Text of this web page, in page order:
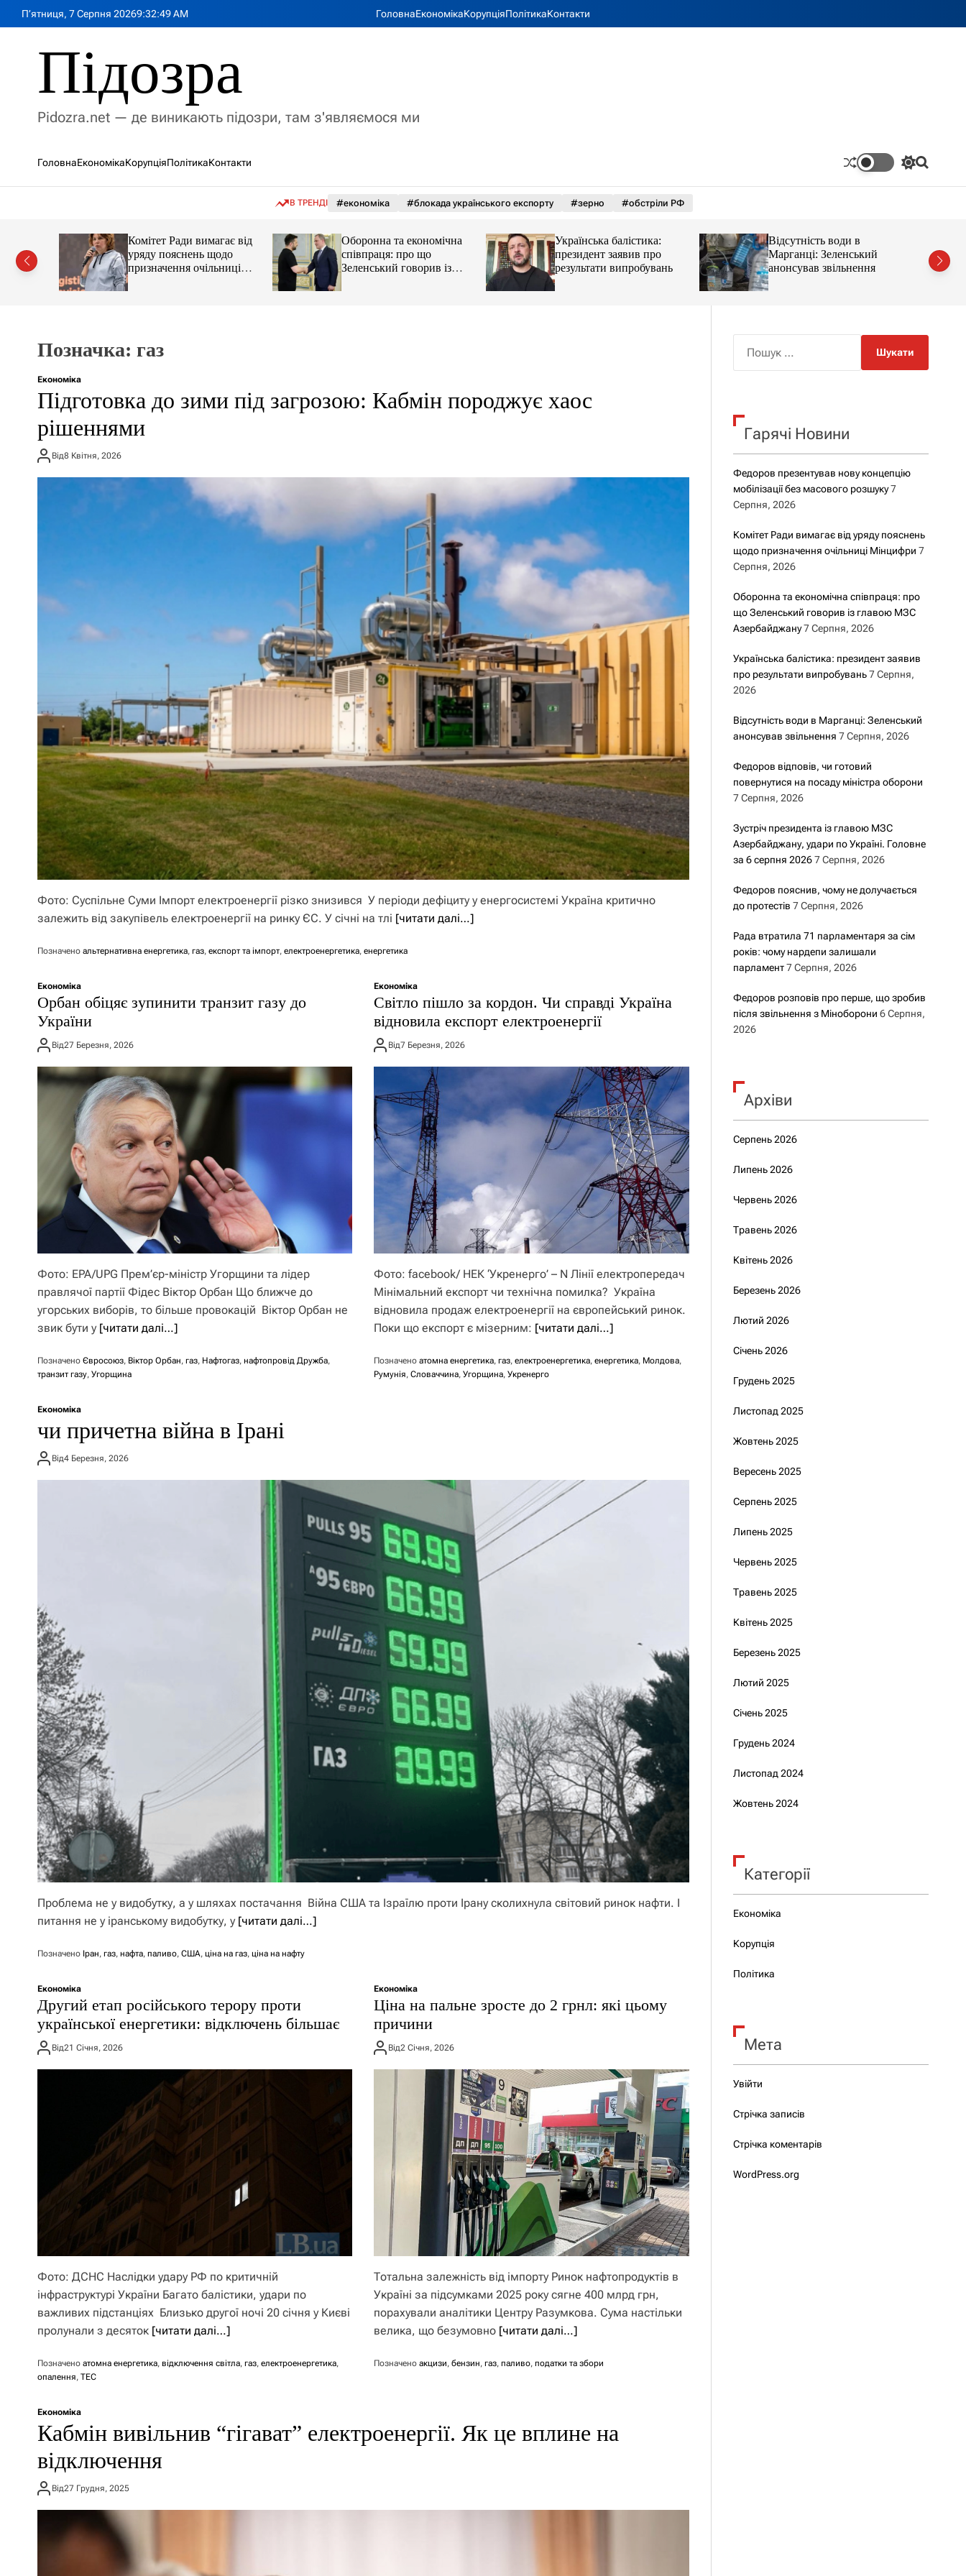
П’ятниця, 7 Серпня 20269:32:51AM ГоловнаЕкономікаКорупціяПолітикаКонтакти
Підозра
Pidozra.net — де виникають підозри, там з'являємося ми
ГоловнаЕкономікаКорупціяПолітикаКонтакти
П
р
о
у
П
В ТРЕНДІ #економіка #блокада українського експорту #зерно #обстріли РФ
без
Комітет Ради вимагає від
уряду пояснень щодо
призначення очільниці
Мінцифри
Оборонна та економічна
співпраця: про що
Зеленський говорив із
Українська балістика:
президент заявив про
результати випробувань
Відсутність води в
Марганці: Зеленський
анонсував звільнення
Позначка: газ
Економіка
Підготовка до зими під загрозою: Кабмін породжує хаос
рішеннями
Від8 Квітня, 2026
Фото: Суспільне Суми Імпорт електроенергії різко знизився У періоди дефіциту у енергосистемі Україна критично
залежить від закупівель електроенергії на ринку ЄС. У січні на тлі [читати далі…]
Позначено альтернативна енергетика, газ, експорт та імпорт, електроенергетика, енергетика
Економіка
Орбан обіцяє зупинити транзит газу до
України
Від27 Березня, 2026
Фото: EPA/UPG Прем’єр-міністр Угорщини та лідер
правлячої партії Фідес Віктор Орбан Що ближче до
угорських виборів, то більше провокацій Віктор Орбан не
звик бути у [читати далі…]
Позначено Євросоюз, Віктор Орбан, газ, Нафтогаз, нафтопровід Дружба,
транзит газу, Угорщина
Економіка
Світло пішло за кордон. Чи справді Україна
відновила експорт електроенергії
Від7 Березня, 2026
Фото: facebook/ НЕК ‘Укренерго’ – N Лінії електропередач
Мінімальний експорт чи технічна помилка? Україна
відновила продаж електроенергії на європейський ринок.
Поки що експорт є мізерним: [читати далі…]
Позначеноатомна енергетика,газ,електроенергетика,енергетика, Молдова,
Румунія,Словаччина,Угорщина,Укренерго
Економіка
чи причетна війна в Ірані
Від4 Березня, 2026
Проблема не у видобутку, а у шляхах постачання Війна США та Ізраїлю проти Ірану сколихнула світовий ринок нафти. І
питання не у іранському видобутку, у [читати далі…]
Позначено Іран, газ, нафта, паливо, США, ціна на газ, ціна на нафту
Економіка
Другий етап російського терору проти
української енергетики: відключень більшає
Від21 Січня, 2026
Фото: ДСНС Наслідки удару РФ по критичній
інфраструктурі України Багато балістики, удари по
важливих підстанціях Близько другої ночі 20 січня у Києві
пролунали з десяток [читати далі…]
Позначено атомна енергетика, відключення світла, газ, електроенергетика,
опалення, ТЕС
Економіка
Ціна на пальне зросте до 2 грнл: які цьому
причини
Від2 Січня, 2026
Тотальна залежність від імпорту Ринок нафтопродуктів в
Україні за підсумками 2025 року сягне 400 млрд грн,
порахували аналітики Центру Разумкова. Сума настільки
велика, що безумовно [читати далі…]
Позначеноакцизи,бензин,газ,паливо,податки та збори
Економіка
Кабмін вивільнив “гігават” електроенергії. Як це вплине на
відключення
Від27 Грудня, 2025
к
Гарячі Новини
Федоров презентував нову концепцію
мобілізації без масового розшуку 7
Серпня, 2026
Комітет Ради вимагає від уряду пояснень
щодо призначення очільниці Мінцифри 7
Серпня, 2026
Оборонна та економічна співпраця: про
що Зеленський говорив із главою МЗС
Азербайджану 7 Серпня, 2026
Українська балістика: президент заявив
про результати випробувань 7 Серпня,
2026
Відсутність води в Марганці: Зеленський
анонсував звільнення 7 Серпня, 2026
Федоров відповів, чи готовий
повернутися на посаду міністра оборони
7 Серпня, 2026
Зустріч президента із главою МЗС
Азербайджану, удари по Україні. Головне
за 6 серпня 2026 7 Серпня, 2026
Федоров пояснив, чому не долучається
до протестів 7 Серпня, 2026
Рада втратила 71 парламентаря за сім
років: чому нардепи залишали
парламент 7 Серпня, 2026
Федоров розповів про перше, що зробив
після звільнення з Міноборони 6 Серпня,
2026
Архіви
Серпень 2026
Липень 2026
Червень 2026
Травень 2026
Квітень 2026
Березень 2026
Лютий 2026
Січень 2026
Грудень 2025
Листопад 2025
Жовтень 2025
Вересень 2025
Серпень 2025
Липень 2025
Червень 2025
Травень 2025
Квітень 2025
Березень 2025
Лютий 2025
Січень 2025
Грудень 2024
Листопад 2024
Жовтень 2024
Категорії
Економіка
Корупція
Політика
Мета
Увійти
Стрічка записів
Стрічка коментарів
WordPress.org